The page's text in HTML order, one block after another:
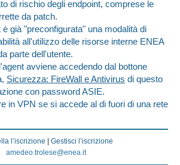
di rischio degli endpoint, comprese le
da patch.
è già "preconfigurata" una modalità di
all'utilizzo delle risorse interne ENEA
parte dell'utente.
avviene accedendo dal bottone
Sicurezza: FireWall e Antivirus di questo
con password ASIE.
in VPN se si accede al di fuori di una rete
l’iscrizione
Gestisci l’iscrizione
amedeo.trolese@enea.it